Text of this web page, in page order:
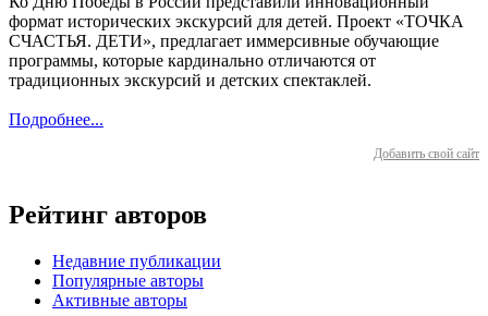
формат исторических экскурсий для детей. Проект «ТОЧКА
СЧАСТЬЯ. ДЕТИ», предлагает иммерсивные обучающие
программы, которые кардинально отличаются от
традиционных экскурсий и детских спектаклей.
Подробнее...
Добавить свой сайт
Рейтинг авторов
Недавние публикации
Популярные авторы
Активные авторы